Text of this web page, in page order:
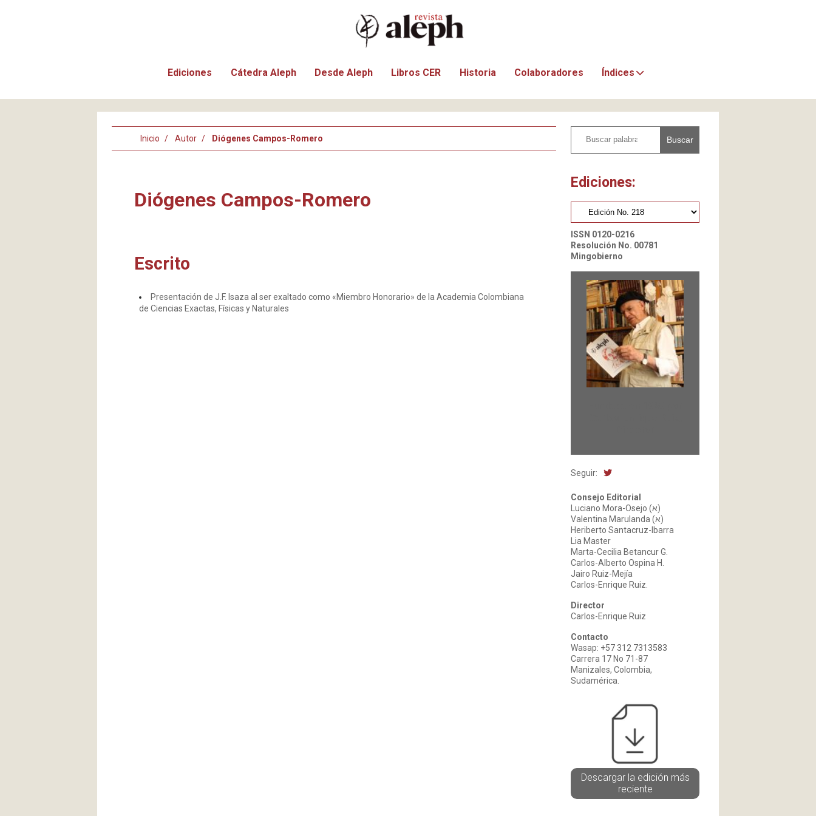
Ediciones Cátedra Aleph Desde Aleph Libros CER Historia Colaboradores Índices
Inicio Autor Diógenes Campos-Romero
Diógenes Campos-Romero
Escrito
Presentación de J.F. Isaza al ser exaltado como «Miembro Honorario» de la Academia Colombiana
de Ciencias Exactas, Físicas y Naturales
Buscar
Ediciones:
ISSN 0120-0216
Resolución No. 00781
Mingobierno
Seguir:
Consejo Editorial
Luciano Mora-Osejo (א)
Valentina Marulanda (א)
Heriberto Santacruz-Ibarra
Lia Master
Marta-Cecilia Betancur G.
Carlos-Alberto Ospina H.
Jairo Ruiz-Mejía
Carlos-Enrique Ruiz.
Director
Carlos-Enrique Ruiz
Contacto
Wasap: +57 312 7313583
Carrera 17 No 71-87
Manizales, Colombia,
Sudamérica.
Descargar la edición más
reciente